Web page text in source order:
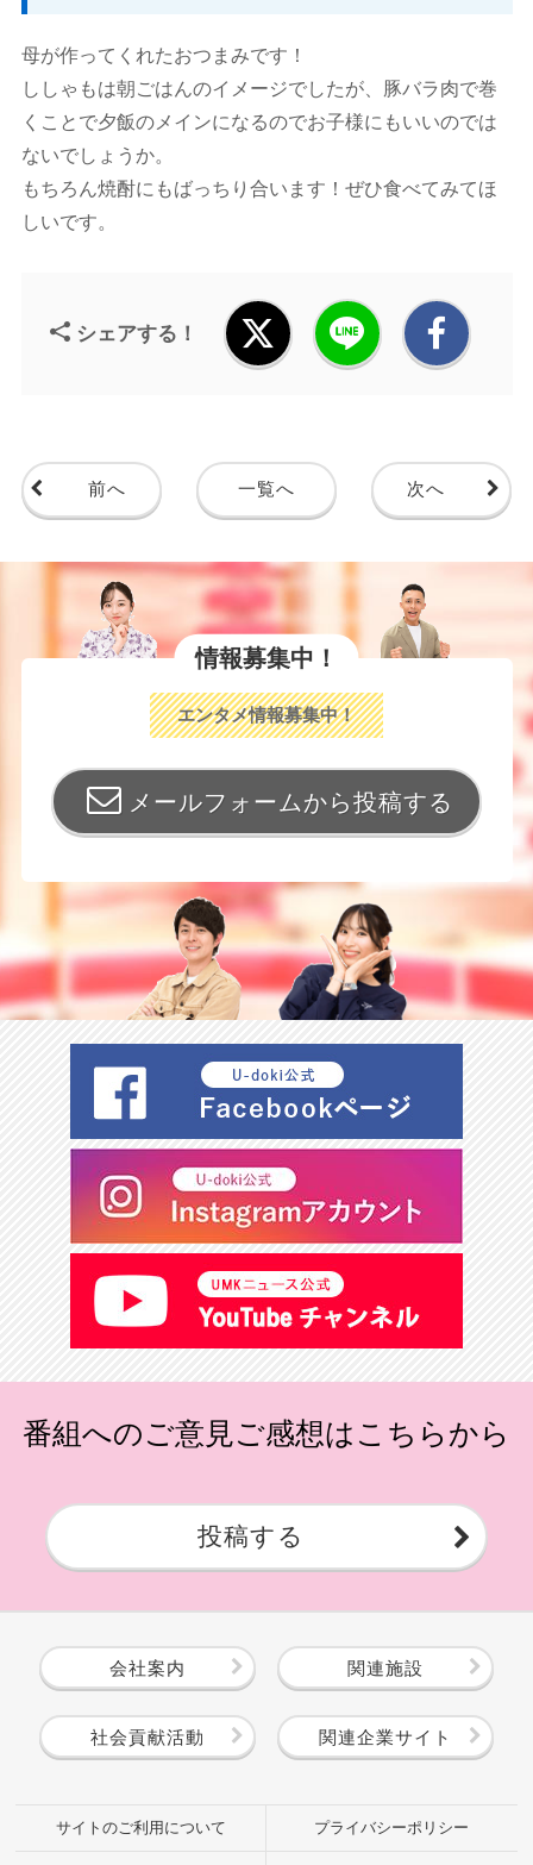
母が作ってくれたおつまみです！
ししゃもは朝ごはんのイメージでしたが、豚バラ肉で巻
くことで夕飯のメインになるのでお子様にもいいのでは
ないでしょうか。
もちろん焼酎にもばっちり合います！ぜひ食べてみてほ
しいです。
シェアする！
前へ 一覧へ 次へ
情報募集中！
エンタメ情報募集中！
メールフォームから投稿する
番組へのご意見ご感想はこちらから
投稿する
会社案内 関連施設
社会貢献活動 関連企業サイト
サイトのご利用について プライバシーポリシー